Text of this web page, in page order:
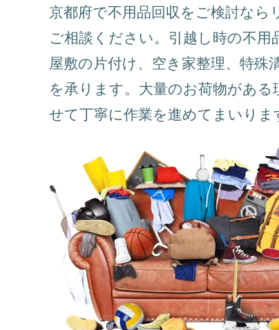
京都府で不用品回収をご検討な
ご相談ください。引越し時の不用
屋敷の片付け、空き家整理、特殊
を承ります。大量のお荷物がある
せて丁寧に作業を進めてまいりま